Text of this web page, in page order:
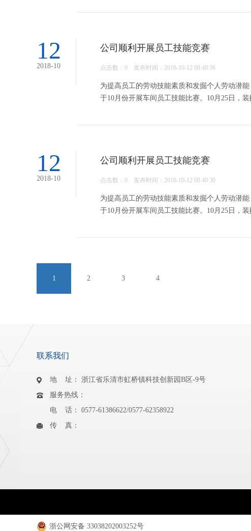
12
2018-10
公司顺利开展员工技能竞赛
点击数： 0 发布时间：2018-10-12 08:40:36
为提高员工的劳动技能素质和发掘个人劳动潜
于10月份开展车间员工技能比赛。10月25日，
12
2018-10
公司顺利开展员工技能竞赛
点击数： 0 发布时间：2018-10-12 08:40:30
为提高员工的劳动技能素质和发掘个人劳动潜
于10月份开展车间员工技能比赛。10月25日，
1 2 3 4
联系我们
地 址： 浙江省乐清市虹桥镇科技创新园B区-9号
服务热线：
电 话： 0577-61386622/0577-62358922
传 真：
浙公网安备 33038202003252号